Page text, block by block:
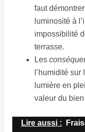
faut
luminosité à
impossibilité
terrasse.
Les
l’humidité sur
lumière en
valeur du
Lire aussi :